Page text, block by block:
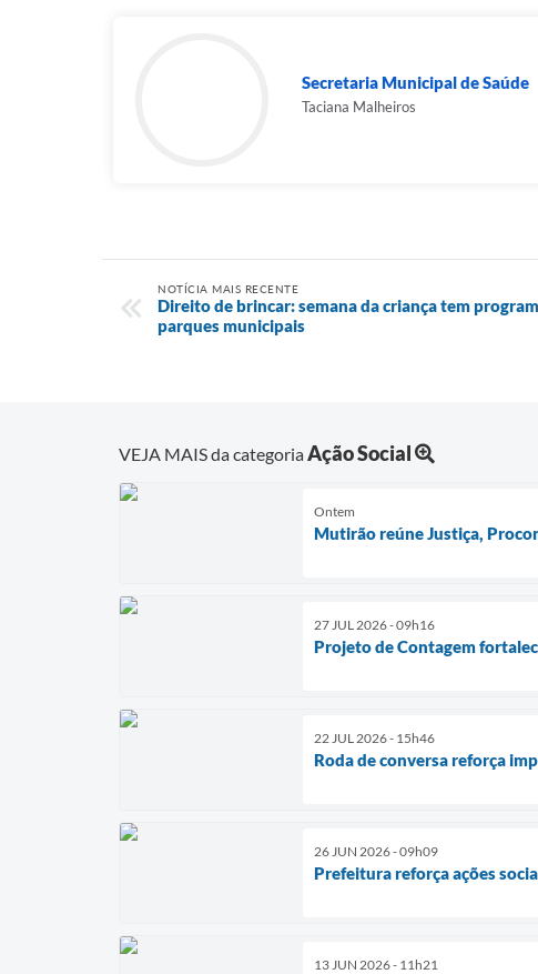
Secretaria Municipal de Saúde
Taciana Malheiros
NOTÍCIA MAIS RECENTE
Direito de brincar: semana da criança tem
parques municipais
VEJA MAIS da categoriaAção Social
Ontem
Mutirão reúne Justiça,
27 JUL 2026 - 09h16
Projeto de Contagem
22 JUL 2026 - 15h46
Roda de conversa reforça
26 JUN 2026 - 09h09
Prefeitura reforça ações
13 JUN 2026 - 11h21